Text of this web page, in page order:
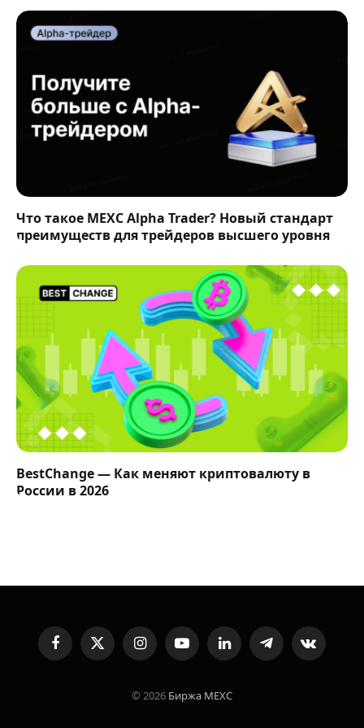
Что такое MEXC Alpha Trader? Новый стандарт
преимуществ для трейдеров высшего уровня
BestChange — Как меняют криптовалюту в
России в 2026
FacebookX
(Twitter)
InstagramYouTubeLinkedInTelegramVKontakte
© 2026 Биржа MEXC